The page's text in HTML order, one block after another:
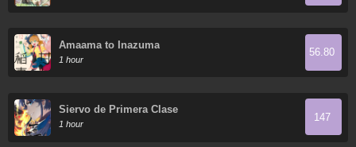
Amaama to Inazuma
1 hour
56.80
Siervo de Primera Clase
1 hour
147